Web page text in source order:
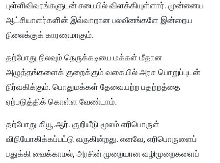
புள்ளிவிவரங்களுடன் சபையில் விளக்கியுள்ளார். முன்னைய
ஆட்சியாளர்களின் இவ்வாறான பலவீனங்களே இன்றைய
நிலைக்குக் காரணமாகும்.
தற்போது நிலவும் நெருக்கடியை மக்கள் மீதான
அழுத்தங்களைக் குறைக்கும் வகையில் அரசு பொறுப்புடன்
நிர்வகிக்கும். பொதுமக்கள் தேவையற்ற பதற்றத்தை
ஏற்படுத்திக் கொள்ள வேண்டாம்.
தற்போது கியூ.ஆர். குறியீடு மூலம் எரிபொருள்
விநியோகிக்கப்பட்டு வருகின்றது. எனவே, எரிபொருளைப்
பதுக்கி வைக்காமல், அரசின் முறையான வழிமுறைகளைப்